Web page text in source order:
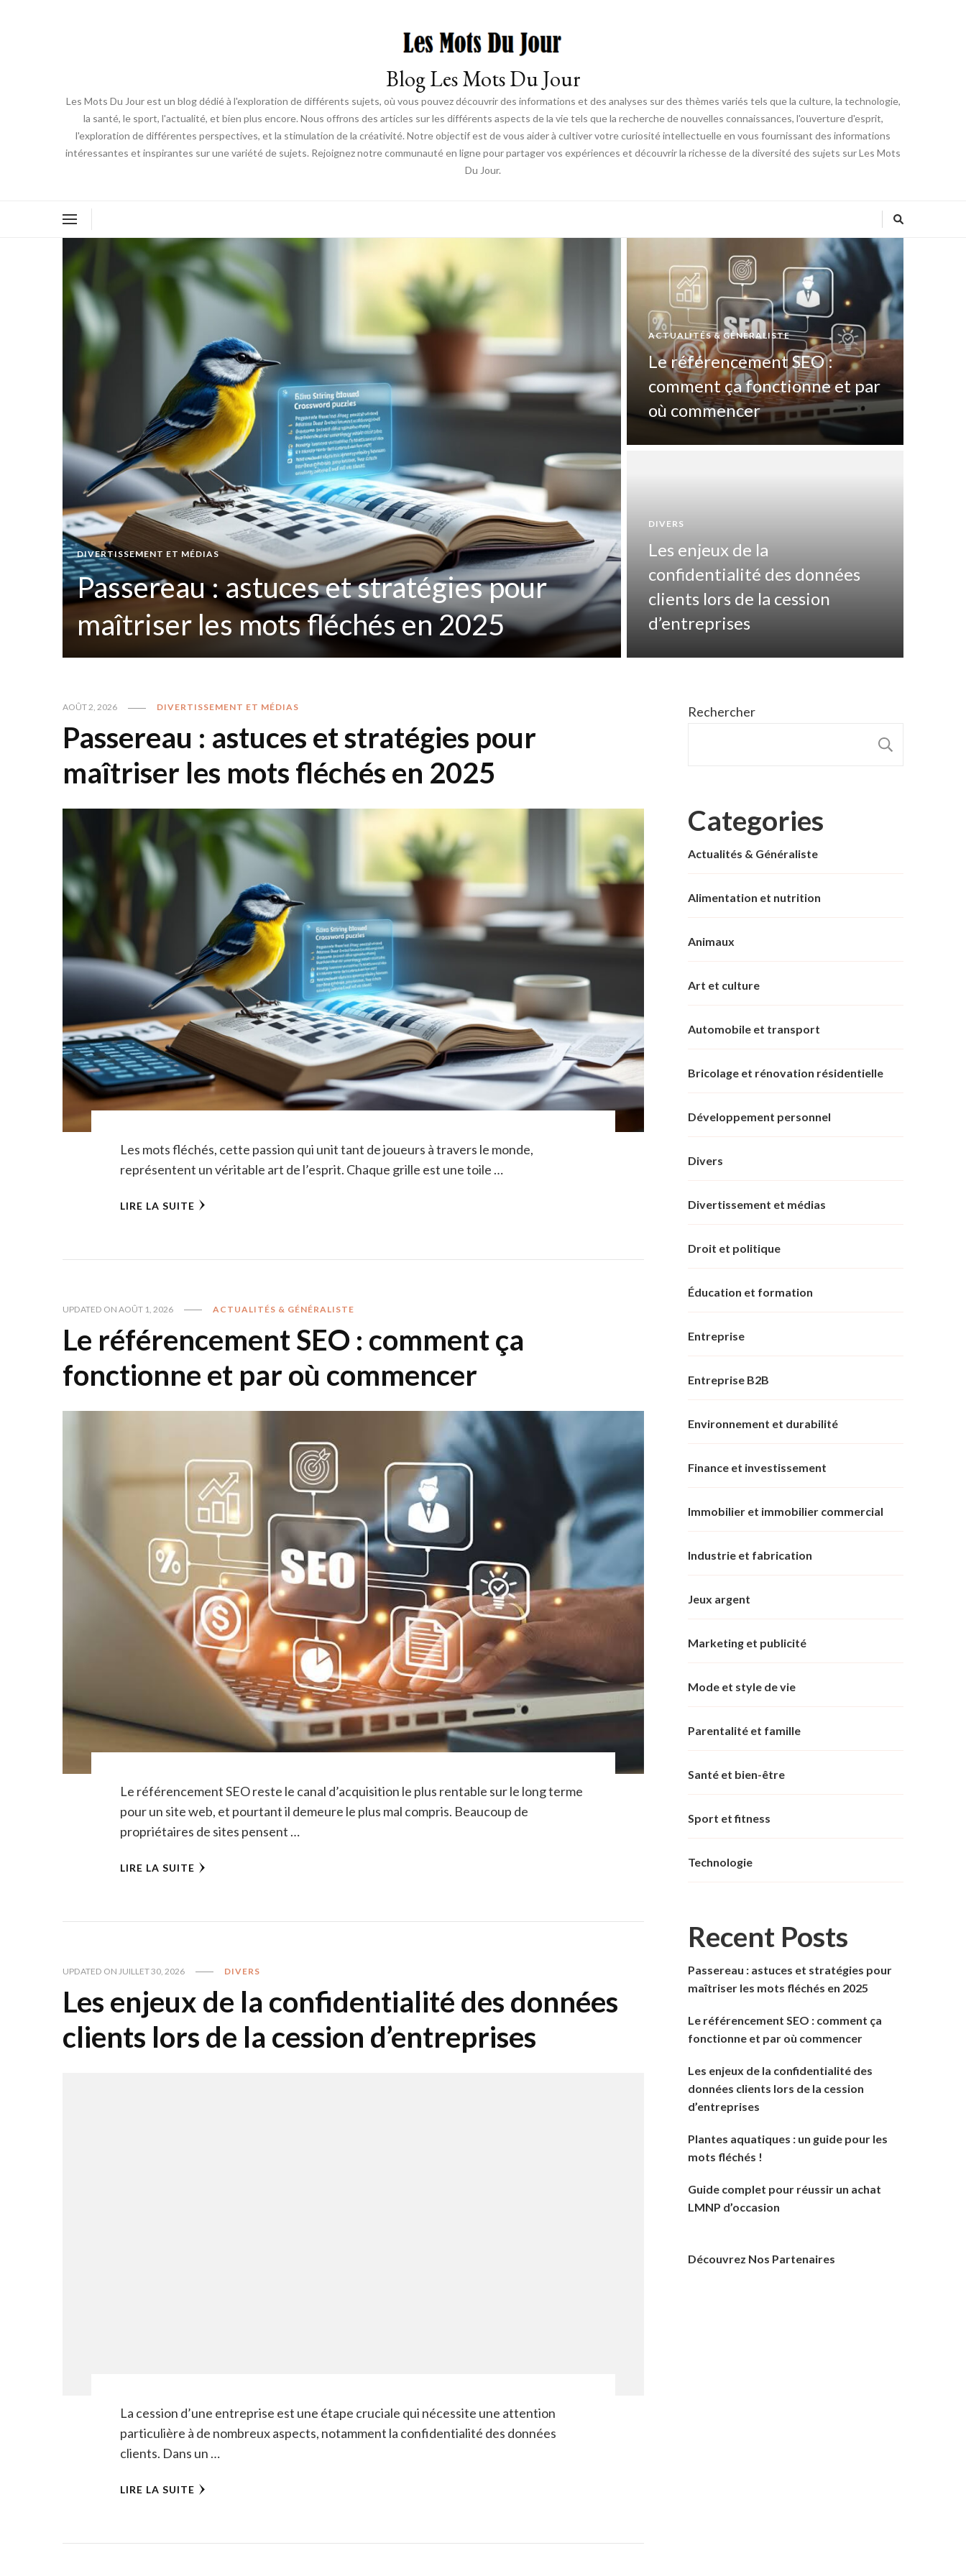
Blog Les Mots Du Jour
Les Mots Du Jour est un blog dédié à l'exploration de différents sujets, où vous pouvez découvrir des informations et des analyses sur des thèmes variés tels que la culture, la technologie,
la santé, le sport, l'actualité, et bien plus encore. Nous offrons des articles sur les différents aspects de la vie tels que la recherche de nouvelles connaissances, l'ouverture d'esprit,
l'exploration de différentes perspectives, et la stimulation de la créativité. Notre objectif est de vous aider à cultiver votre curiosité intellectuelle en vous fournissant des informations
intéressantes et inspirantes sur une variété de sujets. Rejoignez notre communauté en ligne pour partager vos expériences et découvrir la richesse de la diversité des sujets sur Les Mots
Du Jour.
DIVERTISSEMENT ET MÉDIAS
Passereau : astuces et stratégies pour
maîtriser les mots fléchés en 2025
ACTUALITÉS & GÉNÉRALISTE
Le référencement SEO :
comment ça fonctionne et par
où commencer
DIVERS
Les enjeux de la
confidentialité des données
clients lors de la cession
d’entreprises
AOÛT 2, 2026 DIVERTISSEMENT ET MÉDIAS
Passereau : astuces et stratégies pour
maîtriser les mots fléchés en 2025
Les mots fléchés, cette passion qui unit tant de joueurs à travers le monde,
représentent un véritable art de l’esprit. Chaque grille est une toile …
LIRE LA SUITE
UPDATED ON AOÛT 1, 2026 ACTUALITÉS & GÉNÉRALISTE
Le référencement SEO : comment ça
fonctionne et par où commencer
Le référencement SEO reste le canal d’acquisition le plus rentable sur le long terme
pour un site web, et pourtant il demeure le plus mal compris. Beaucoup de
propriétaires de sites pensent …
LIRE LA SUITE
UPDATED ON JUILLET 30, 2026 DIVERS
Les enjeux de la confidentialité des données
clients lors de la cession d’entreprises
La cession d’une entreprise est une étape cruciale qui nécessite une attention
particulière à de nombreux aspects, notamment la confidentialité des données
clients. Dans un …
LIRE LA SUITE
Rechercher
Categories
Actualités & Généraliste
Alimentation et nutrition
Animaux
Art et culture
Automobile et transport
Bricolage et rénovation résidentielle
Développement personnel
Divers
Divertissement et médias
Droit et politique
Éducation et formation
Entreprise
Entreprise B2B
Environnement et durabilité
Finance et investissement
Immobilier et immobilier commercial
Industrie et fabrication
Jeux argent
Marketing et publicité
Mode et style de vie
Parentalité et famille
Santé et bien-être
Sport et fitness
Technologie
Recent Posts
Passereau : astuces et stratégies pour
maîtriser les mots fléchés en 2025
Le référencement SEO : comment ça
fonctionne et par où commencer
Les enjeux de la confidentialité des
données clients lors de la cession
d’entreprises
Plantes aquatiques : un guide pour les
mots fléchés !
Guide complet pour réussir un achat
LMNP d’occasion
Découvrez Nos Partenaires